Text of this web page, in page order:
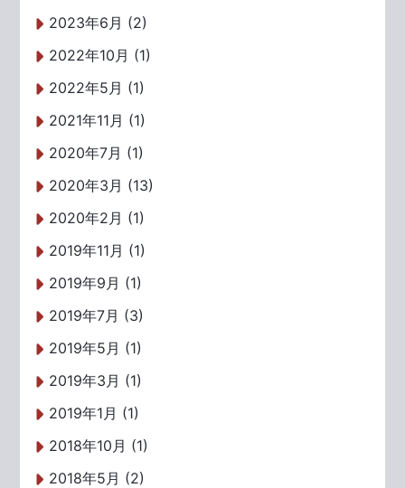
2023年6月 (2)
2022年10月 (1)
2022年5月 (1)
2021年11月 (1)
2020年7月 (1)
2020年3月 (13)
2020年2月 (1)
2019年11月 (1)
2019年9月 (1)
2019年7月 (3)
2019年5月 (1)
2019年3月 (1)
2019年1月 (1)
2018年10月 (1)
2018年5月 (2)